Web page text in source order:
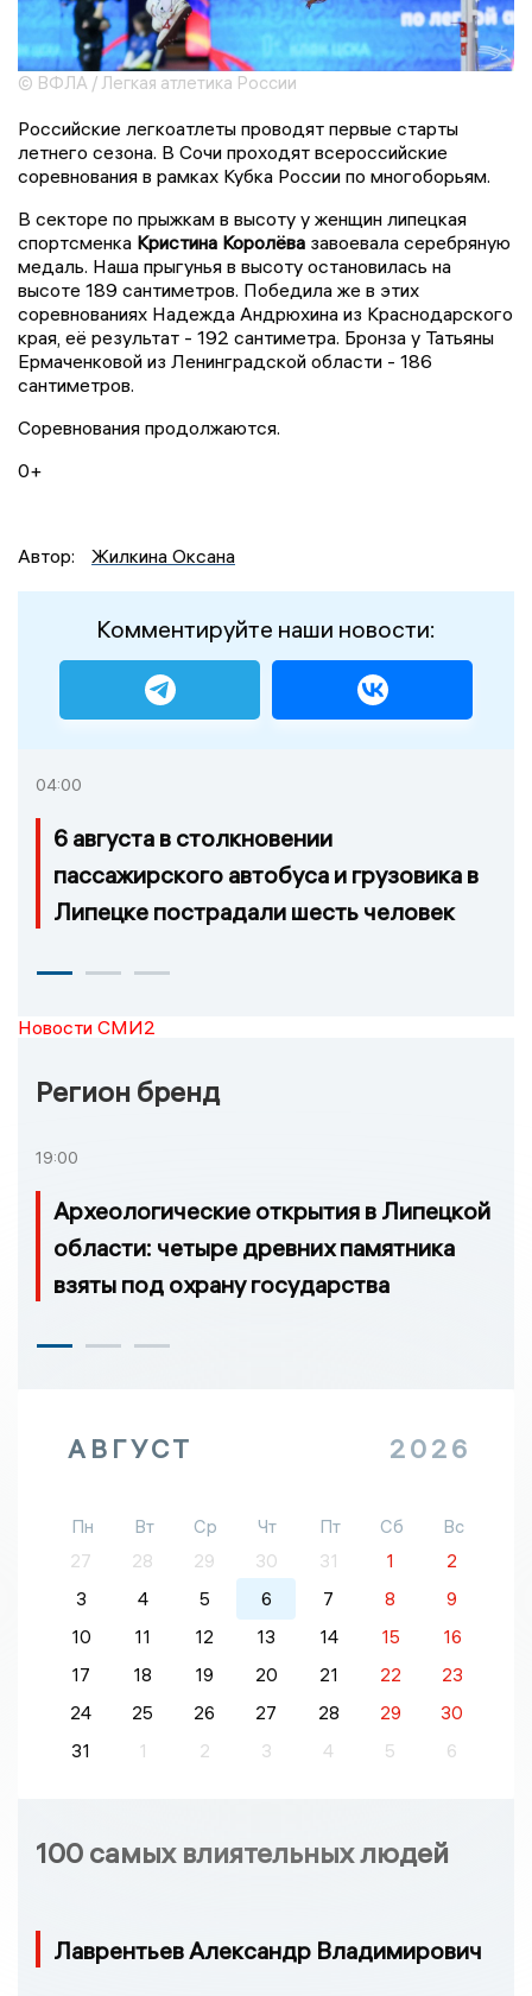
© ВФЛА / Легкая атлетика России
Российские легкоатлеты проводят первые старты
летнего сезона. В Сочи проходят всероссийские
соревнования в рамках Кубка России по многоборьям.
В секторе по прыжкам в высоту у женщин липецкая
спортсменка Кристина Королёва завоевала серебряную
медаль. Наша прыгунья в высоту остановилась на
высоте 189 сантиметров. Победила же в этих
соревнованиях Надежда Андрюхина из Краснодарского
края, её результат - 192 сантиметра. Бронза у Татьяны
Ермаченковой из Ленинградской области - 186
сантиметров.
Соревнования продолжаются.
0+
Автор: Жилкина Оксана
Комментируйте наши новости:
04:00
6 августа в столкновении
пассажирского автобуса и грузовика в
Липецке пострадали шесть человек
Новости СМИ2
Регион бренд
19:00
Археологические открытия в Липецкой
области: четыре древних памятника
взяты под охрану государства
АВГУСТ 2026
Пн Вт Ср Чт Пт Сб
Вс
27
28 29 30 31 1
2
3
4 5 6 7 8
9
10
11 12 13 14 15
16
17
18 19 20 21 22
23
24
25 26 27 28 29
30
31
1 2 3 4 5 6
100 самых влиятельных людей
Лаврентьев Александр Владимирович